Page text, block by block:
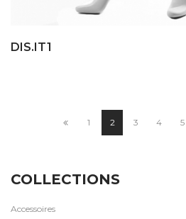
DIS.IT1
1 2 3 4 5
COLLECTIONS
Accessoires